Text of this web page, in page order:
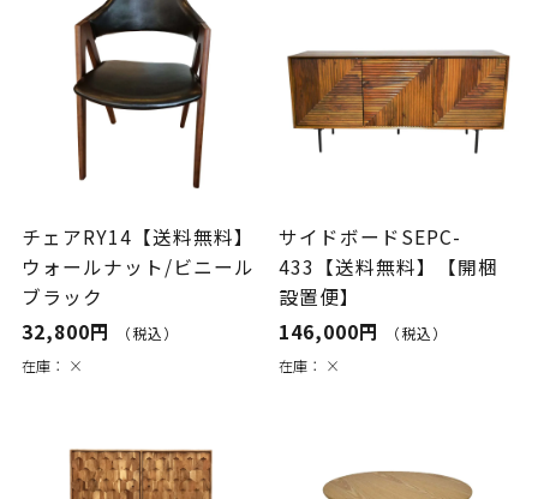
チェアRY14【送料無料】
ウォールナット/ビニール
ブラック
32,800円
（税込）
在庫： ×
サイドボードSEPC-
433【送料無料】【開梱
設置便】
146,000円
（税込）
在庫： ×